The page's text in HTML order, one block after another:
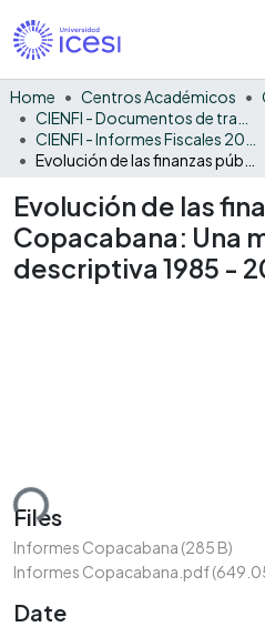
Home Centros Académicos
Evolución de las
Copacabana: Una
descriptiva 1985 -
Files
Informes Copacabana (285 B)
Informes Copacabana.pdf
Date